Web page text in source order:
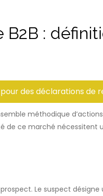
:
des déclarations de
méthodique
de ce marché nécessitent
Le suspect désigne